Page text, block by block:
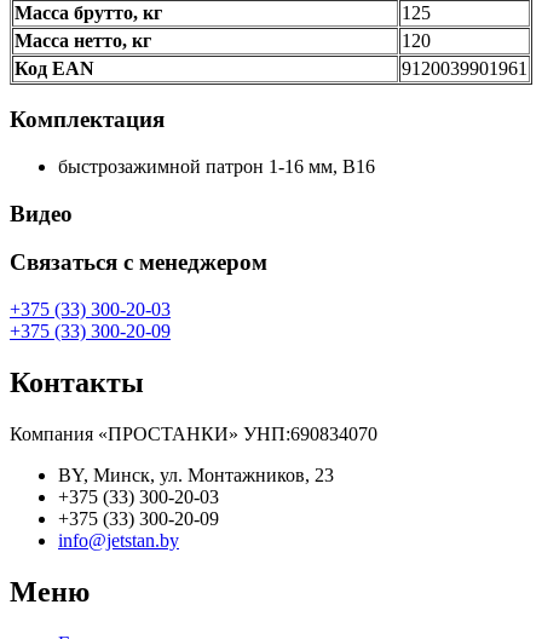
Масса брутто, кг
125
Масса нетто, кг
120
Код EAN
9120039901961
Комплектация
быстрозажимной патрон 1-16 мм, B16
Видео
Связаться с менеджером
+375 (33) 300-20-03
+375 (33) 300-20-09
Контакты
Компания «ПРОСТАНКИ» УНП:690834070
BY, Минск, ул. Монтажников, 23
+375 (33) 300-20-03
+375 (33) 300-20-09
info@jetstan.by
Меню